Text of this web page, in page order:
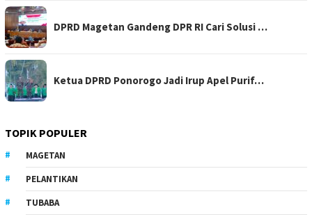
DPRD Magetan Gandeng DPR RI Cari Solusi …
Ketua DPRD Ponorogo Jadi Irup Apel Purif…
TOPIK POPULER
MAGETAN
PELANTIKAN
TUBABA